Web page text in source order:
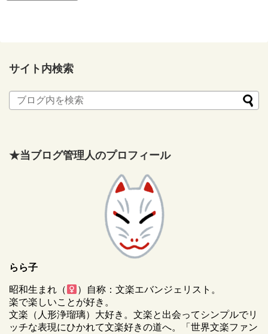
サイト内検索
★当ブログ管理人のプロフィール
らら子
昭和生まれ（
）自称：文楽エバンジェリスト。
楽で楽しいことが好き。
文楽（人形浄瑠璃）大好き。文楽と出会ってシンプルでリ
ッチな表現にひかれて文楽好きの道へ。「世界文楽ファン